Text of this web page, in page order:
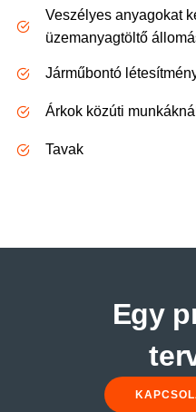
Veszélyes anyagokat
üzemanyagtöltő
Járműbontó
Árkok közúti munkáknál
Tavak
Egy